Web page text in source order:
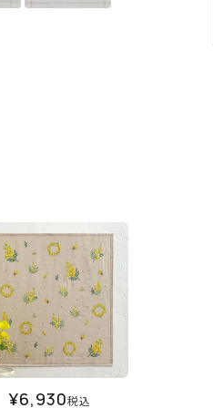
¥6,930税込